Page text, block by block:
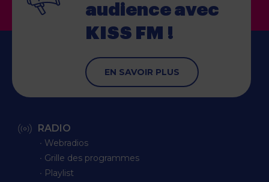
audience avec
KISS FM !
EN SAVOIR PLUS
RADIO
∙ Webradios
∙ Grille des programmes
∙ Playlist